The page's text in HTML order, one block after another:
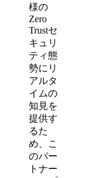
様の
Zero
Trustセ
キュリ
ティ態
勢にリ
アルタ
イムの
知見を
提供す
るた
め、こ
のパー
トナー